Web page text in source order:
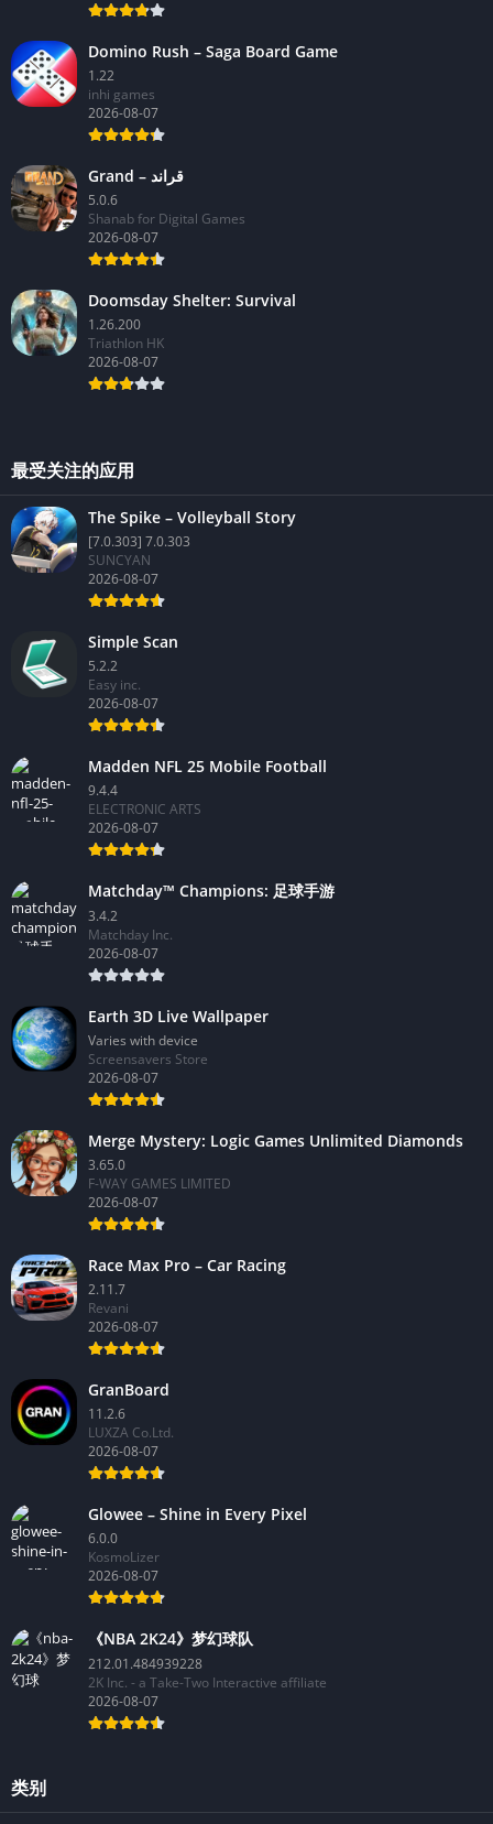
Domino Rush – Saga Board Game
1.22
inhi games
2026-08-07
Grand – قراند
5.0.6
Shanab for Digital Games
2026-08-07
Doomsday Shelter: Survival
1.26.200
Triathlon HK
2026-08-07
最受关注的应用
The Spike – Volleyball Story
[7.0.303] 7.0.303
SUNCYAN
2026-08-07
Simple Scan
5.2.2
Easy inc.
2026-08-07
Madden NFL 25 Mobile Football
9.4.4
ELECTRONIC ARTS
2026-08-07
Matchday™ Champions: 足球手游
3.4.2
Matchday Inc.
2026-08-07
Earth 3D Live Wallpaper
Varies with device
Screensavers Store
2026-08-07
Merge Mystery: Logic Games Unlimited Diamonds
3.65.0
F-WAY GAMES LIMITED
2026-08-07
Race Max Pro – Car Racing
2.11.7
Revani
2026-08-07
GranBoard
11.2.6
LUXZA Co.Ltd.
2026-08-07
Glowee – Shine in Every Pixel
6.0.0
KosmoLizer
2026-08-07
《NBA 2K24》梦幻球队
212.01.484939228
2K Inc. - a Take-Two Interactive affiliate
2026-08-07
类别